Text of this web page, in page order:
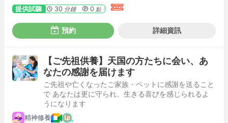
提供試聽 30 分鐘 0點
預約 詳細資訊
【ご先祖供養】天国の方たちに会い、あ
なたの感謝を届けます
ご先祖や亡くなったご家族・ペットに感謝を送ること
で あなたは更に守られ、生きる喜びを感じられるよ
うになります
精神修養